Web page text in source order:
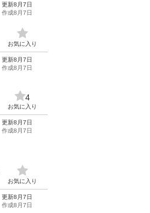
更新8月7日
作成8月7日
お気に入り
更新8月7日
作成8月7日
4
お気に入り
更新8月7日
作成8月7日
お気に入り
更新8月7日
作成8月7日